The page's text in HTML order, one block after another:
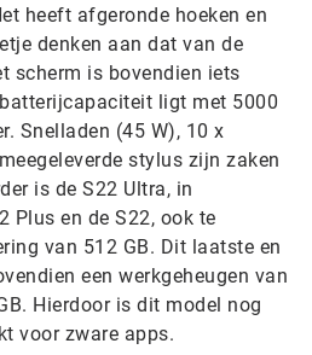
heeft afgeronde hoeken en
denken aan dat van de
scherm is bovendien iets
ligt met 5000
Snelladen (45 W), 10 x
stylus zijn zaken
is de S22 Ultra, in
Plus en de S22, ook te
van 512 GB. Dit laatste en
een werkgeheugen van
Hierdoor is dit model nog
voor zware apps.